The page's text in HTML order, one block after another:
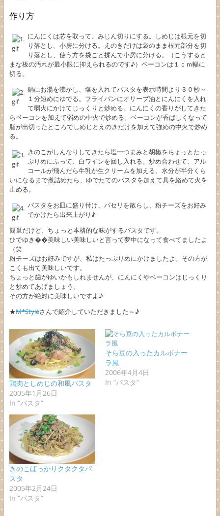
作り方
にんにくは芯を取って、みじん切りにする。しめじは根元を切
り落とし、小房に分ける。えのきだけは袋のまま根元部分を切
り落とし、使う方を袋ごと揉んで小房に分ける。（こうすると
まな板の汚れが最小限に抑えられるのです♪）ベーコンは１ｃｍ幅に
切る。
鍋にお湯を沸かし、塩を入れてパスタを表示時間より３０秒～
１分短めにゆでる。フライパンにオリーブ油とにんにくを入れ
て弱火にかけてじっくりと炒める。にんにくの香りがしてきた
らベーコンを加えて弱めの中火で炒める。ベーコンが香ばしくなって
脂が出切ったところでしめじとえのきだけを加えて強めの中火で炒め
る。
きのこがしんなりしてきたら塩一つまみと胡椒をちょっとたっ
ぷりめにふって、白ワインを回し入れる。炒め合わせて、アル
コールが飛んだら牛乳か生クリームを加える。水分が半分くら
いになるまで煮詰めたら、ゆでたてのパスタを加えて具を絡めて火を
止める。
パスタをお皿に盛り付け、パセリを散らし、粉チーズをお好み
でかけたら出来上がり♪
簡単だけど、ちょっと本格的な味がするパスタです。
ひでゆき��美味しい美味しいと言って夢中になって食べてましたよ
（笑
粉チーズはお好みですが、私はたっぷりめにかけましたよ。その方が
こくも出て美味しいです。
ちょっと歯がゆいかもしれませんが、にんにくやベーコンはじっくり
と炒めてあげましょう。
その方が絶対に美味しいですよ♪
★M*Styleさんで紹介していただきました～♪
鶏肉としめじの和風パスタ
2005年1月26日
In “パスタ”
そら豆の入ったカルボナー
ラ風
2006年4月4日
In “パスタ”
きのこばっかりクタクタパ
スタ
2005年2月24日
In “パスタ”